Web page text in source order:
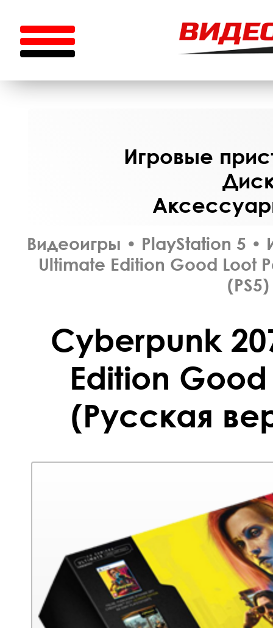
Игровые
Видеоигры • PlayStation 5 •
Ultimate Edition Good Loot
(PS5)
Cyberpunk
Edition
(Русская